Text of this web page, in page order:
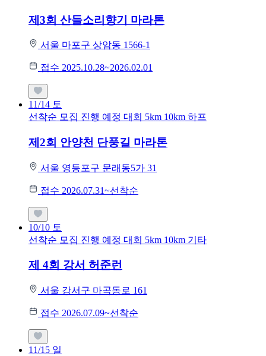
제3회 산들소리향기 마라톤
서울 마포구 상암동 1566-1
접수 2025.10.28~2026.02.01
11/14 토
선착순 모집 진행 예정 대회 5km 10km 하프
제2회 안양천 단풍길 마라톤
서울 영등포구 문래동5가 31
접수 2026.07.31~선착순
10/10 토
선착순 모집 진행 예정 대회 5km 10km 기타
제 4회 강서 허준런
서울 강서구 마곡동로 161
접수 2026.07.09~선착순
11/15 일